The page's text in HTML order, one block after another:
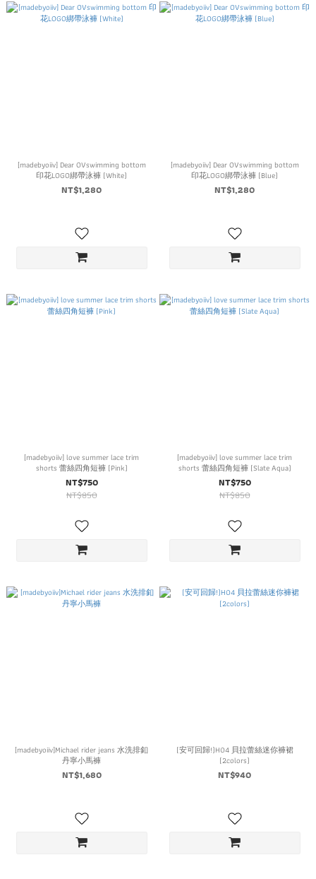
[madebyoiiv] Dear OVswimming bottom
印花LOGO綁帶泳褲 (White)
NT$1,280
[madebyoiiv] Dear OVswimming bottom
印花LOGO綁帶泳褲 (Blue)
NT$1,280
[madebyoiiv] love summer lace trim
shorts 蕾絲四角短褲 (Pink)
NT$750
NT$850
[madebyoiiv] love summer lace trim
shorts 蕾絲四角短褲 (Slate Aqua)
NT$750
NT$850
[madebyoiiv]Michael rider jeans 水洗排釦
丹寧小馬褲
NT$1,680
(安可回歸!)H04 貝拉蕾絲迷你褲裙
(2colors)
NT$940